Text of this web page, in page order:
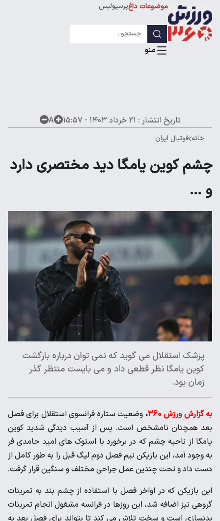
موضوعات داغپرسپولیس
لیگ قهرمانان
تاریخ انتشار : ۲۱ خرداد ۱۴۰۳ - ۱۵:۵۷ A
خانه فوتبال ایران
چشم کوین یامگا دید مختصری دارد
و ...
پزشک استقلال می گوید که نمی توان درباره بازگشت
کوین یامگا نظر قطعی داد و می بایست منتظر گذر
زمان بود.
به گزارش ورزش 360 ، وضعیت ستاره فرانسوی استقلال برای فصل
بعد همچنان نامشخص است. پس از آسیب دیدگی شدید کوین
یامگا از ناحیه چشم که در برخورد با استوک های امید حامدی فر
به وجود آمد، این بازیکن نیم فصل دوم لیگ قبل را به طور کامل از
دست داد و تحت چندین عمل جراحی مختلف و سنگین قرار گرفت.
این بازیکن که در اواخر فصل با استفاده از چشم بند به تمرینات
گروهی نیز اضافه شد، این روزها در فرانسه مشغول انجام تمرینات
بدنسازی است و سخت تلاش می کند تا بتواند برای فصل بعد به